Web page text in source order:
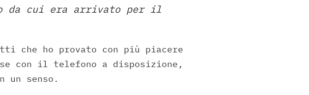
da cui era arrivato per il
che ho provato con più piacere
con il telefono a disposizione,
un senso.